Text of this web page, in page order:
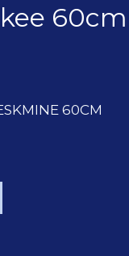
60cm
60CM